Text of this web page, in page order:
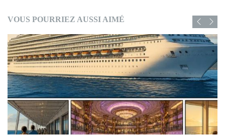
VOUS POURRIEZ AUSSI AIMÉ